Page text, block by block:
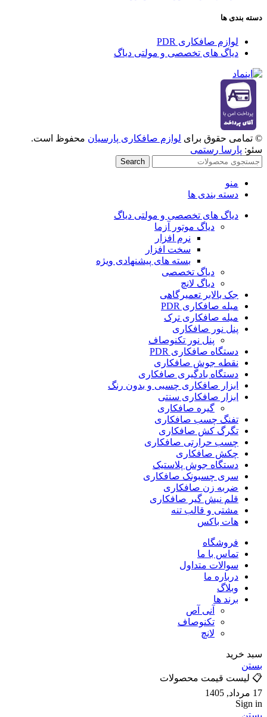
دسته بندی ها
لوازم صافکاری PDR
دیاگ های تخصصی و مولتی دیاگ
© تمامی حقوق برای لوازم صافکاری پارسیان محفوظ است.
سئو: پارسا رستمی
Search
منو
دسته بندی ها
دیاگ های تخصصی و مولتی دیاگ
دیاگ موتور آزما
نرم افزار
سخت افزار
بسته های پیشنهادی ویژه
دیاگ تخصصی
دیاگ لانچ
جک بالابر تعمیرگاهی
میله صافکاری PDR
میله صافکاری ترک
پنل نور صافکاری
پنل نور تکنوصاف
دستگاه صافکاری PDR
نقطه جوش صافکاری
دستگاه بادگیری صافکاری
ابزار صافکاری چسبی و بدون رنگ
ابزار صافکاری سنتی
گیره صافکاری
تفنگ چسب صافکاری
تگرگ کش صافکاری
چسب حرارتی صافکاری
چکش صافکاری
دستگاه جوش پلاستیک
سری چسبونک صافکاری
ضربه زن صافکاری
قلم نیش گیر صافکاری
مشتی و قالب تنه
هات باکس
فروشگاه
تماس با ما
سوالات متداول
درباره ما
وبلاگ
برند ها
آنی آص
تکنوصاف
لانچ
سبد خرید
بستن
📋 لیست قیمت محصولات
17 مرداد, 1405
Sign in
بستن